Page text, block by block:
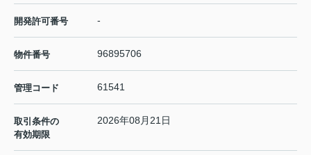
開発許可番号 -
物件番号 96895706
管理コード 61541
取引条件の
有効期限
2026年08月21日